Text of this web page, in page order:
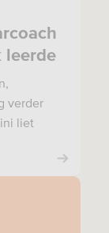
leerde
verder
liet